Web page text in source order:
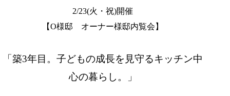
2/23(火・祝)開催
【O様邸 オーナー様邸内覧会】
「築3年目。子どもの成長を見守るキッチン中
心の暮らし。」